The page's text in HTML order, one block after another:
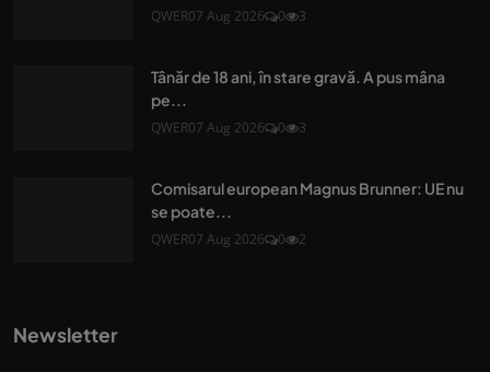
QWER07 Aug 2026 0 3
Tânăr de 18 ani, în stare gravă. A pus mâna
pe...
QWER07 Aug 2026 0 3
Comisarul european Magnus Brunner: UE nu
se poate...
QWER07 Aug 2026 0 2
Newsletter